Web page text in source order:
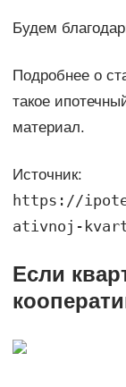
Будем
Подробнее о
такое
материал.
Источник:
https://
ativnoj-
Если